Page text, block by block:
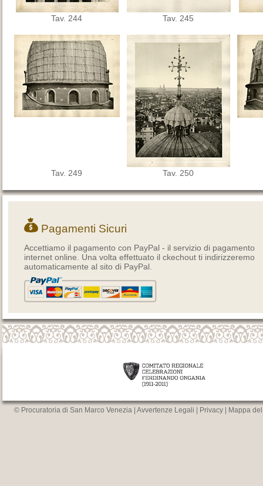
Tav. 244 Tav. 245
Tav. 249 Tav. 250
Pagamenti Sicuri
Accettiamo il pagamento con PayPal - il servizio di pagamento
internet online. Una volta effettuato il ckechout ti indirizzeremo
automaticamente al sito di PayPal.
© Procuratoria di San Marco Venezia | Avvertenze Legali Privacy Mappa